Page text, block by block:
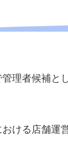
理者候補と
ける店舗運